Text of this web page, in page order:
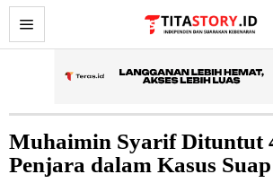
Muhaimin Syarif Dituntut
Penjara dalam Kasus